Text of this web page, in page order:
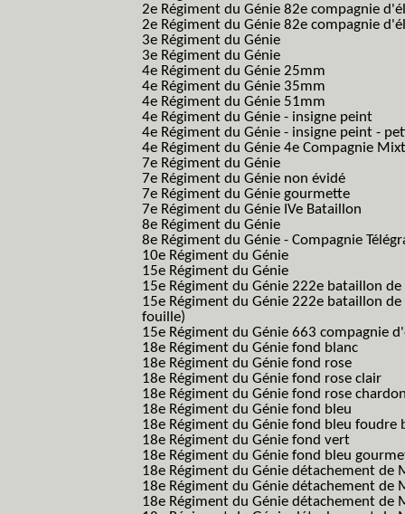
2e Régiment du Génie 82e compagnie
2e Régiment du Génie 82e compagnie
3e Régiment du Génie
3e Régiment du Génie
4e Régiment du Génie 25mm
4e Régiment du Génie 35mm
4e Régiment du Génie 51mm
4e Régiment du Génie - insigne peint
4e Régiment du Génie - insigne peint -
4e Régiment du Génie 4e Compagnie
7e Régiment du Génie
7e Régiment du Génie non évidé
7e Régiment du Génie gourmette
7e Régiment du Génie IVe Bataillon
8e Régiment du Génie
8e Régiment du Génie - Compagnie
10e Régiment du Génie
15e Régiment du Génie
15e Régiment du Génie 222e bataillon
15e Régiment du Génie 222e bataillon
fouille)
15e Régiment du Génie 663 compagnie
18e Régiment du Génie fond blanc
18e Régiment du Génie fond rose
18e Régiment du Génie fond rose clair
18e Régiment du Génie fond rose
18e Régiment du Génie fond bleu
18e Régiment du Génie fond bleu foudre
18e Régiment du Génie fond vert
18e Régiment du Génie fond bleu
18e Régiment du Génie détachement de
18e Régiment du Génie détachement de
18e Régiment du Génie détachement de